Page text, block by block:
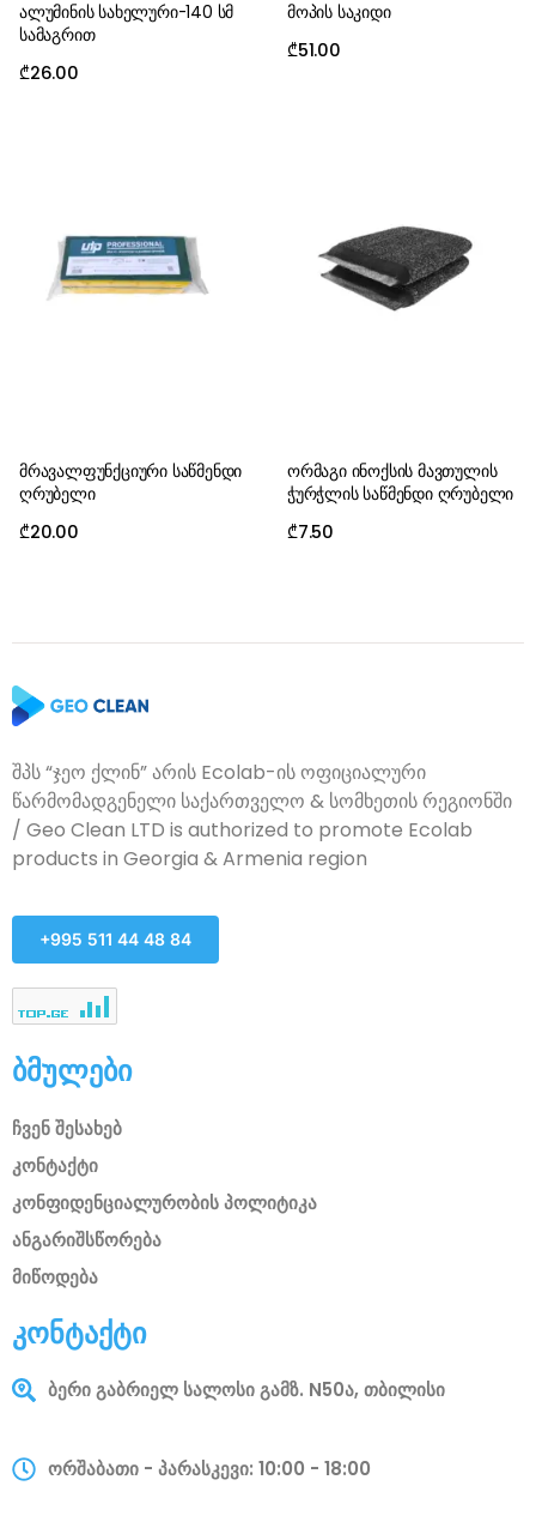
ალუმინის სახელური-140 სმ
სამაგრით
₾26.00
მოპის საკიდი
₾51.00
მრავალფუნქციური საწმენდი
ღრუბელი
₾20.00
ორმაგი ინოქსის მავთულის
ჭურჭლის საწმენდი ღრუბელი
₾7.50
შპს “ჯეო ქლინ” არის Ecolab-ის ოფიციალური
წარმომადგენელი საქართველო & სომხეთის რეგიონში
/ Geo Clean LTD is authorized to promote Ecolab
products in Georgia & Armenia region
+995 511 44 48 84
ბმულები
ჩვენ შესახებ
კონტაქტი
კონფიდენციალურობის პოლიტიკა
ანგარიშსწორება
მიწოდება
კონტაქტი
ბერი გაბრიელ სალოსი გამზ. N50ა, თბილისი
ორშაბათი - პარასკევი: 10:00 - 18:00